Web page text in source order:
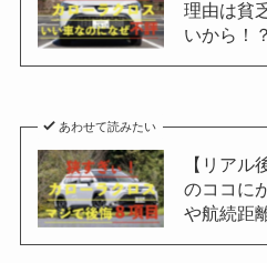
理由は貧
いから！？
あわせて読みたい
【リアル
のココに
や航続距